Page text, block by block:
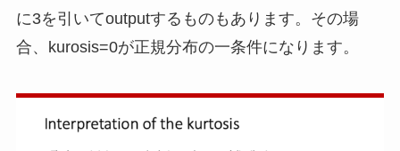
に3を引いてoutputするものもあります。その場
合、kurosis=0が正規分布の一条件になります。